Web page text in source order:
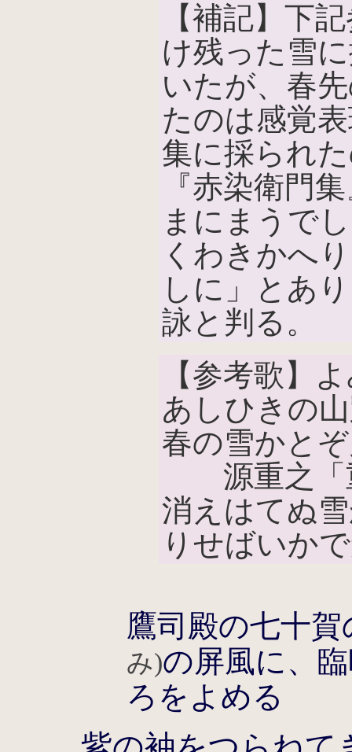
【補記】下
け残った雪
いたが、春
たのは感覚
集に採られ
『赤染衛門
まにまうで
くわきかへ
しに」とあ
詠と判る。
【参考歌】
あしひきの
春の雪かと
源重之「
消えはてぬ
りせばいか
鷹司殿の七十賀
み)の屏風に、
ろをよめる